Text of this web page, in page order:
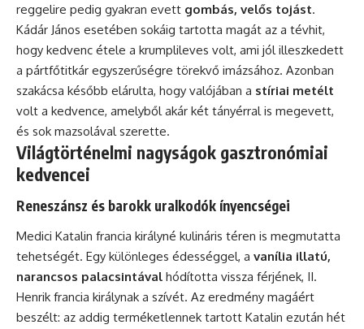
reggelire pedig gyakran evett gombás, velős tojást.
Kádár János esetében sokáig tartotta magát az a tévhit,
hogy kedvenc étele a krumplileves volt, ami jól illeszkedett
a pártfőtitkár egyszerűségre törekvő imázsához. Azonban
szakácsa később elárulta, hogy valójában a stíriai metélt
volt a kedvence, amelyből akár két tányérral is megevett,
és sok mazsolával szerette.
Világtörténelmi nagyságok gasztronómiai
kedvencei
Reneszánsz és barokk uralkodók ínyencségei
Medici Katalin francia királyné kulináris téren is megmutatta
tehetségét. Egy különleges édességgel, a vanília illatú,
narancsos palacsintával hódította vissza férjének, II.
Henrik francia királynak a szívét. Az eredmény magáért
beszélt: az addig terméketlennek tartott Katalin ezután hét